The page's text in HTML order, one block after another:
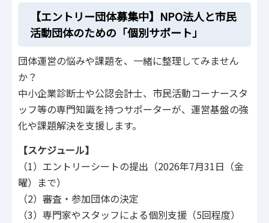
【エントリー団体募集中】NPO法人と市民
活動団体のための「個別サポート」
団体運営の悩みや課題を、一緒に整理してみません
か？
中小企業診断士や公認会計士、市民活動コーナースタ
ッフ等の専門知識を持つサポーターが、運営基盤の強
化や課題解決を支援します。
【スケジュール】
（1）エントリーシートの提出（2026年7月31日（金
曜）まで）
（2）審査・参加団体の決定
（3）専門家やスタッフによる個別支援（5回程度）